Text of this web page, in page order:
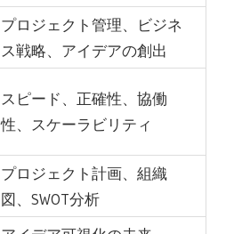
プロジェクト管理、ビジネ
ス戦略、アイデアの創出
スピード、正確性、協働
性、スケーラビリティ
プロジェクト計画、組織
図、SWOT分析